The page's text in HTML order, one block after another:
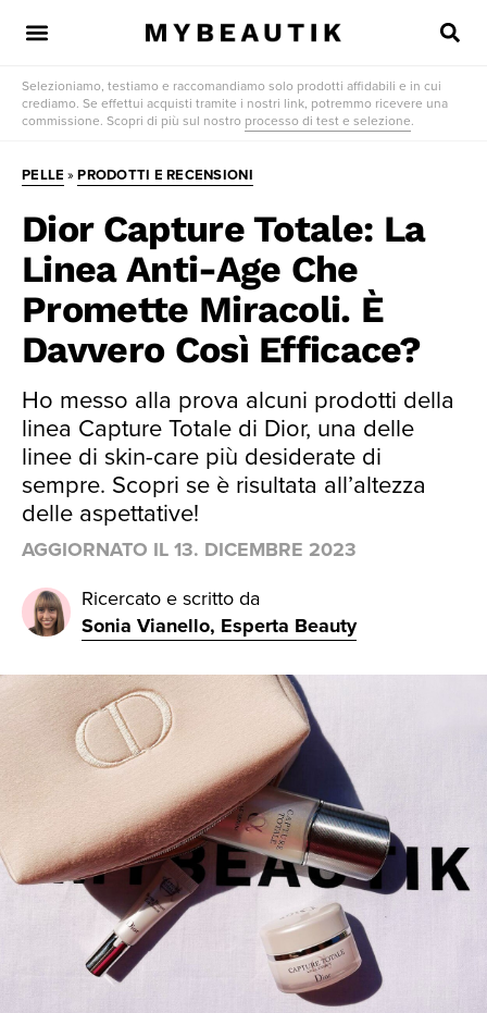
Selezioniamo, testiamo e raccomandiamo solo prodotti affidabili e in cui
crediamo. Se effettui acquisti tramite i nostri link, potremmo ricevere una
commissione. Scopri di più sul nostro processo di test e selezione.
PELLE »PRODOTTI E RECENSIONI
Dior Capture Totale: La
Linea Anti-Age Che
Promette Miracoli. È
Davvero Così Efficace?
Ho messo alla prova alcuni prodotti della
linea Capture Totale di Dior, una delle
linee di skin-care più desiderate di
sempre. Scopri se è risultata all’altezza
delle aspettative!
AGGIORNATO IL13. DICEMBRE 2023
Ricercato e scritto da
Sonia Vianello, Esperta Beauty